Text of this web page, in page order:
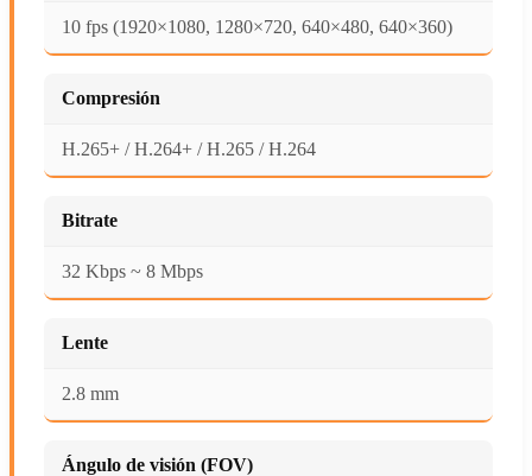
10 fps (1920×1080, 1280×720, 640×480, 640×360)
Compresión
H.265+ / H.264+ / H.265 / H.264
Bitrate
32 Kbps ~ 8 Mbps
Lente
2.8 mm
Ángulo de visión (FOV)